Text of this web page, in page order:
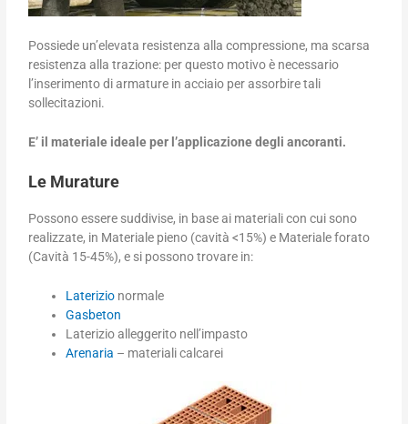
Possiede un’elevata resistenza alla compressione, ma scarsa
resistenza alla trazione: per questo motivo è necessario
l’inserimento di armature in acciaio per assorbire tali
sollecitazioni.
E’ il materiale ideale per l’applicazione degli ancoranti.
Le Murature
Possono essere suddivise, in base ai materiali con cui sono
realizzate, in Materiale pieno (cavità <15%) e Materiale forato
(Cavità 15-45%), e si possono trovare in:
Laterizio normale
Gasbeton
Laterizio alleggerito nell’impasto
Arenaria – materiali calcarei